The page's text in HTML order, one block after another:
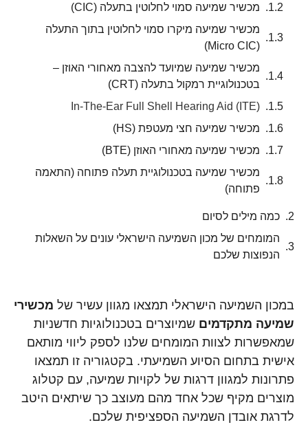
מכשיר שמיעה סמוי לחלוטין בתעלה (CIC)
מכשיר שמיעה מיקרו סמוי לחלוטין בתוך התעלה
(Micro CIC)
מכשיר שמיעה שמיועד להצבה מאחורי האוזן –
בטכנולוגיית רמקול בתעלה (CRT)
In-The-Ear Full Shell Hearing Aid (ITE)
מכשיר שמיעה חצי מעטפת (HS)
מכשיר שמיעה מאחורי האוזן (BTE)
מכשיר שמיעה בטכנולוגיית תעלה פתוחה (התאמה
פתוחה)
כמה מילים לסיום
המומחים של מכון השמיעה הישראלי עונים על השאלות
הנפוצות שלכם
במכון השמיעה הישראלי תמצאו מגוון עשיר של מכשירי
שמיעה מתקדמים שמיוצרים בטכנולוגיות חדשניות
שמאפשרות לצוות המומחים שלנו לספק ליווי מותאם
אישית בתחום הסיוע השמיעתי. בקטגוריה זו תמצאו
פתרונות למגוון דרגות של לקויות שמיעה, עם קטלוג
מוצרים מקיף שכל אחד מהם מעוצב כך שיתאים היטב
לדרגת אובדן השמיעה הספציפית שלכם.